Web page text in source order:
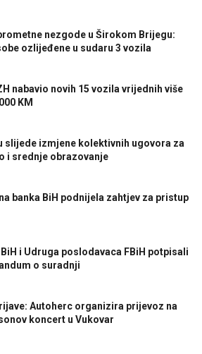
nezgode u Širokom Brijegu:
ozlijeđene u sudaru 3 vozila
nabavio novih 15 vozila vrijednih više
KM
slijede izmjene kolektivnih ugovora za
i srednje obrazovanje
banka BiH podnijela zahtjev za pristup
BiH i Udruga poslodavaca FBiH potpisali
o suradnji
Autoherc organizira prijevoz na
koncert u Vukovar